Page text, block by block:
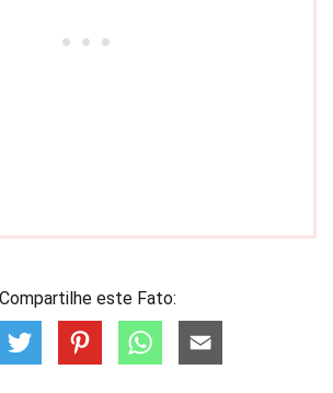
Compartilhe este Fato: